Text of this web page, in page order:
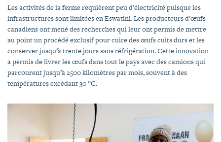
Les activités de la ferme requièrent peu d’électricité puisque les
infrastructures sont limitées en Eswatini. Les producteurs d’œufs
canadiens ont mené des recherches qui leur ont permis de mettre
au point un procédé exclusif pour cuire des œufs cuits durs et les
conserver jusqu’à trente jours sans réfrigération. Cette innovation
a permis de livrer les œufs dans tout le pays avec des camions qui
parcourent jusqu’à 2500 kilomètres par mois, souvent à des
températures excédant 30 °C.